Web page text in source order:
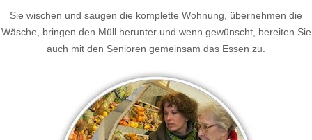
Sie wischen und saugen die komplette Wohnung, übernehmen die
Wäsche, bringen den Müll herunter und wenn gewünscht, bereiten Sie
auch mit den Senioren gemeinsam das Essen zu.